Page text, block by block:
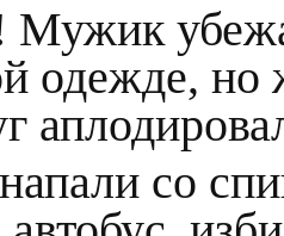
Мужик
одежде,
со